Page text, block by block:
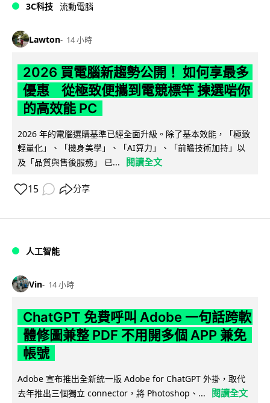
3C科技 流動電腦
Lawton 14 小時
2026 買電腦新趨勢公開！ 如何享最多
優惠 從極致便攜到電競標竿 揀選啱你
的高效能 PC
2026 年的電腦選購基準已經全面升級。除了基本效能，「極致
輕量化」、「機身美學」、「AI算力」、「前瞻技術加持」以
及「品質與售後服務」 已...
閱讀全文
15 分享
人工智能
Vin 14 小時
ChatGPT 免費呼叫 Adobe 一句話跨軟
體修圖兼整 PDF 不用開多個 APP 兼免
帳號
Adobe 宣布推出全新統一版 Adobe for ChatGPT 外掛，取代
去年推出三個獨立 connector，將 Photoshop、...
閱讀全文